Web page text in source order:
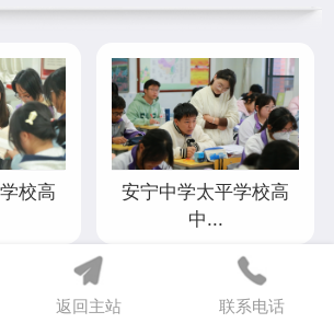
校高
安宁中学太平学校高
中...
返回主站 联系电话